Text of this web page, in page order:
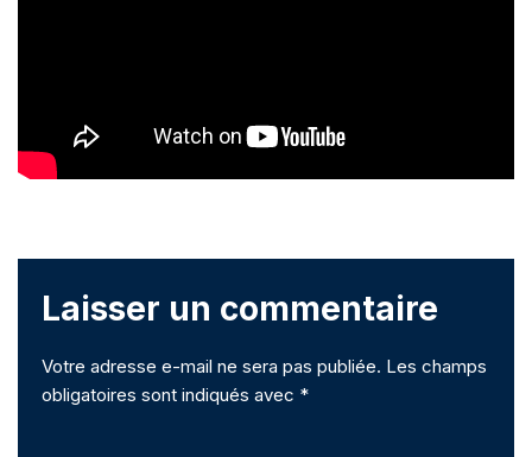
Laisser un commentaire
Votre adresse e-mail ne sera pas publiée. Les champs
obligatoires sont indiqués avec *